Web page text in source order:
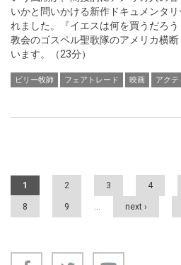
いかと問いかける新作ドキュメンタ
れました。『イエスは何を買うだろ
教会のゴスペル聖歌隊のアメリカ横
います。（23分）
ビリー牧師 フェアトレード 映画 アクテ
Pages
1 2 3 4
8 9 … next ›